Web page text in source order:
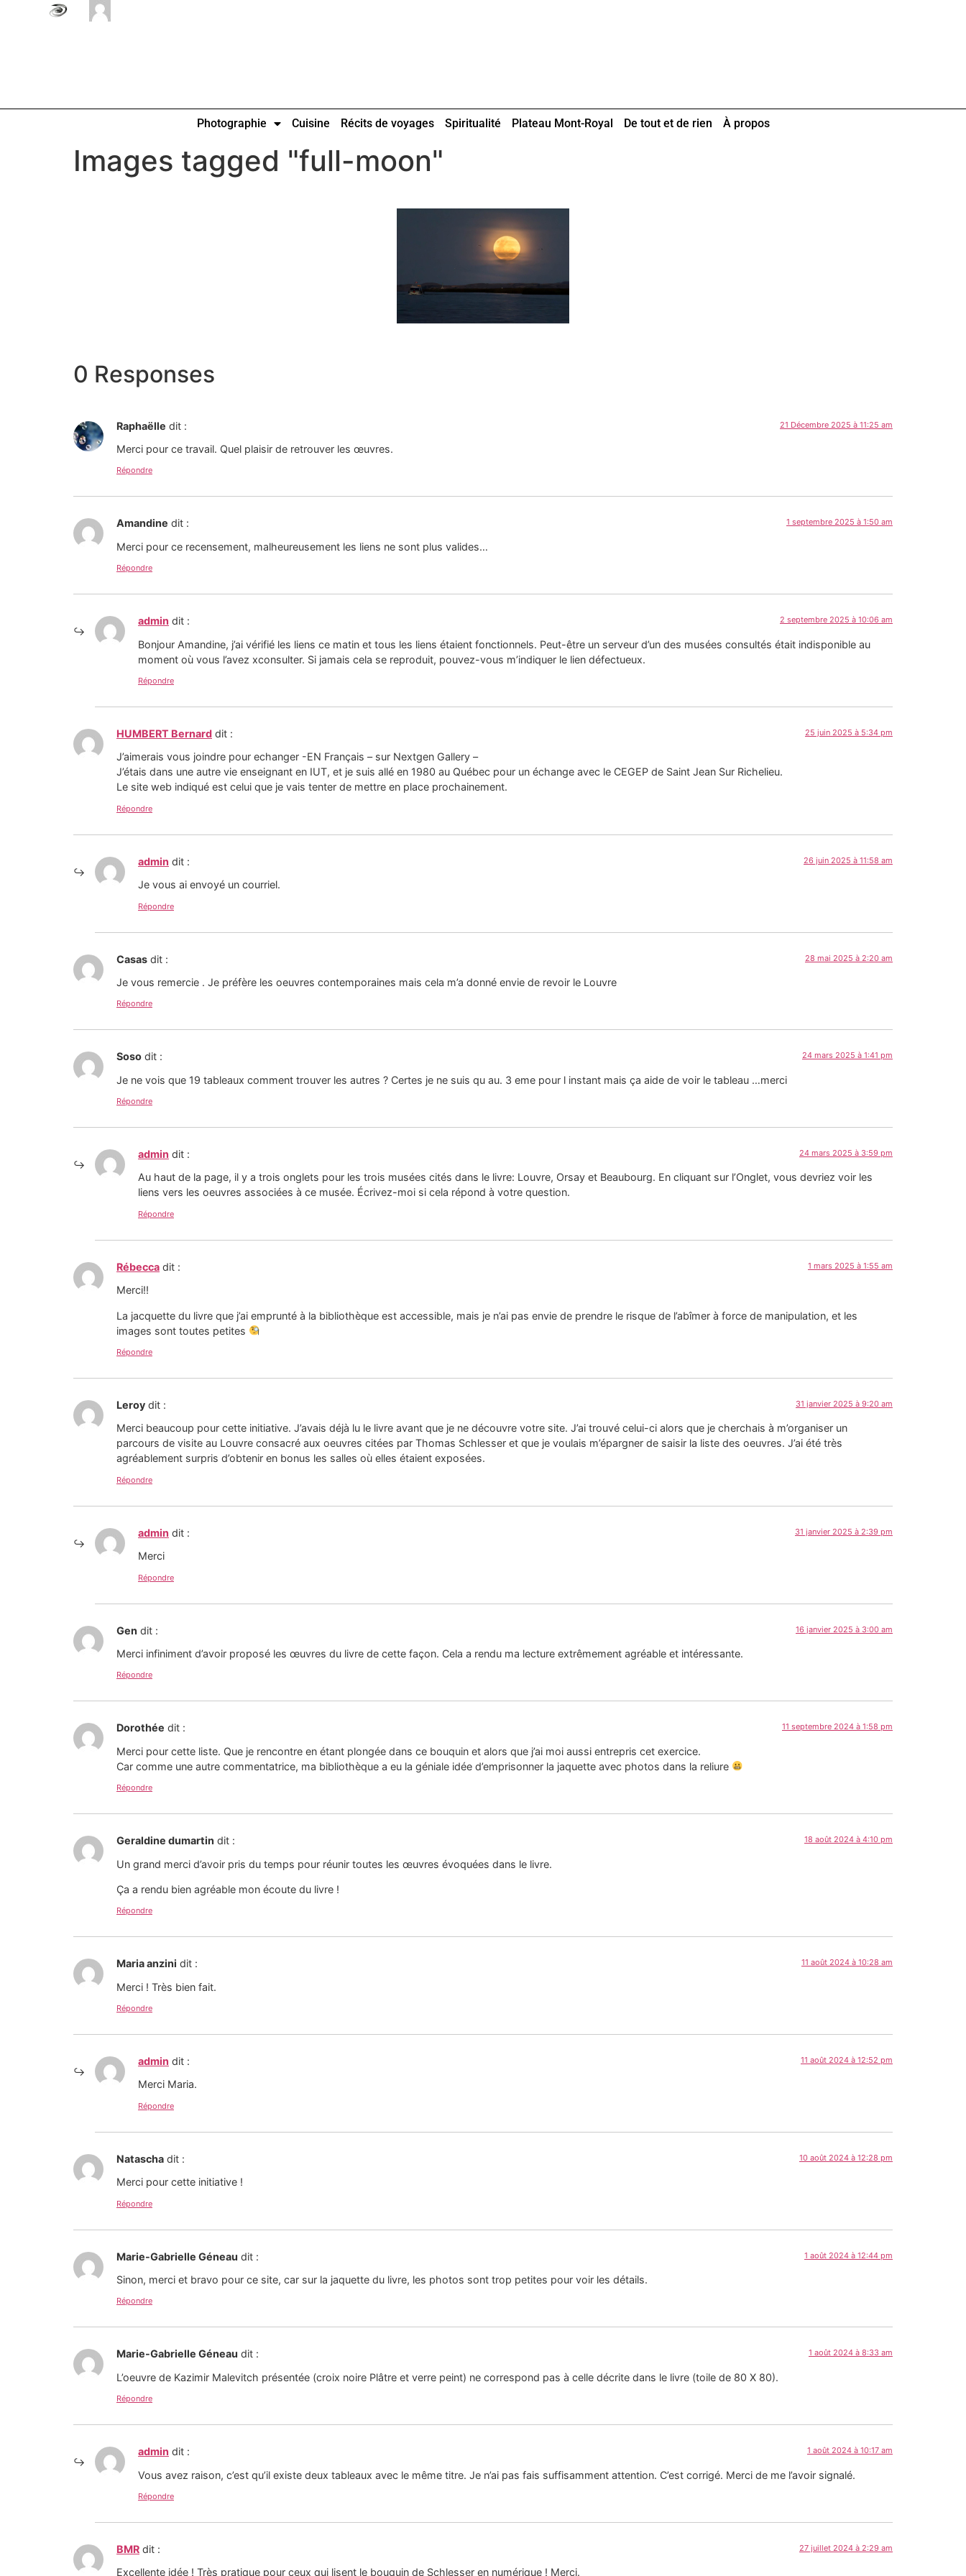
Photographie Cuisine Récits de voyages Spiritualité Plateau Mont-Royal De tout et de rien À propos
Images tagged "full-moon"
0 Responses
Raphaëlle dit : 21 Décembre 2025 à 11:25 am
Merci pour ce travail. Quel plaisir de retrouver les œuvres.
Répondre
Amandine dit : 1 septembre 2025 à 1:50 am
Merci pour ce recensement, malheureusement les liens ne sont plus valides…
Répondre
admin dit : 2 septembre 2025 à 10:06 am
Bonjour Amandine, j’ai vérifié les liens ce matin et tous les liens étaient fonctionnels. Peut-être un serveur d’un des musées consultés était indisponible au
moment où vous l’avez xconsulter. Si jamais cela se reproduit, pouvez-vous m’indiquer le lien défectueux.
Répondre
HUMBERT Bernard dit : 25 juin 2025 à 5:34 pm
J’aimerais vous joindre pour echanger -EN Français – sur Nextgen Gallery –
J’étais dans une autre vie enseignant en IUT, et je suis allé en 1980 au Québec pour un échange avec le CEGEP de Saint Jean Sur Richelieu.
Le site web indiqué est celui que je vais tenter de mettre en place prochainement.
Répondre
admin dit : 26 juin 2025 à 11:58 am
Je vous ai envoyé un courriel.
Répondre
Casas dit : 28 mai 2025 à 2:20 am
Je vous remercie . Je préfère les oeuvres contemporaines mais cela m’a donné envie de revoir le Louvre
Répondre
Soso dit : 24 mars 2025 à 1:41 pm
Je ne vois que 19 tableaux comment trouver les autres ? Certes je ne suis qu au. 3 eme pour l instant mais ça aide de voir le tableau …merci
Répondre
admin dit : 24 mars 2025 à 3:59 pm
Au haut de la page, il y a trois onglets pour les trois musées cités dans le livre: Louvre, Orsay et Beaubourg. En cliquant sur l’Onglet, vous devriez voir les
liens vers les oeuvres associées à ce musée. Écrivez-moi si cela répond à votre question.
Répondre
Rébecca dit : 1 mars 2025 à 1:55 am
Merci!!
La jacquette du livre que j’ai emprunté à la bibliothèque est accessible, mais je n’ai pas envie de prendre le risque de l’abîmer à force de manipulation, et les
images sont toutes petites
Répondre
Leroy dit : 31 janvier 2025 à 9:20 am
Merci beaucoup pour cette initiative. J’avais déjà lu le livre avant que je ne découvre votre site. J’ai trouvé celui-ci alors que je cherchais à m’organiser un
parcours de visite au Louvre consacré aux oeuvres citées par Thomas Schlesser et que je voulais m’épargner de saisir la liste des oeuvres. J’ai été très
agréablement surpris d’obtenir en bonus les salles où elles étaient exposées.
Répondre
admin dit : 31 janvier 2025 à 2:39 pm
Merci
Répondre
Gen dit : 16 janvier 2025 à 3:00 am
Merci infiniment d’avoir proposé les œuvres du livre de cette façon. Cela a rendu ma lecture extrêmement agréable et intéressante.
Répondre
Dorothée dit : 11 septembre 2024 à 1:58 pm
Merci pour cette liste. Que je rencontre en étant plongée dans ce bouquin et alors que j’ai moi aussi entrepris cet exercice.
Car comme une autre commentatrice, ma bibliothèque a eu la géniale idée d’emprisonner la jaquette avec photos dans la reliure
Répondre
Geraldine dumartin dit : 18 août 2024 à 4:10 pm
Un grand merci d’avoir pris du temps pour réunir toutes les œuvres évoquées dans le livre.
Ça a rendu bien agréable mon écoute du livre !
Répondre
Maria anzini dit : 11 août 2024 à 10:28 am
Merci ! Très bien fait.
Répondre
admin dit : 11 août 2024 à 12:52 pm
Merci Maria.
Répondre
Natascha dit : 10 août 2024 à 12:28 pm
Merci pour cette initiative !
Répondre
Marie-Gabrielle Géneau dit : 1 août 2024 à 12:44 pm
Sinon, merci et bravo pour ce site, car sur la jaquette du livre, les photos sont trop petites pour voir les détails.
Répondre
Marie-Gabrielle Géneau dit : 1 août 2024 à 8:33 am
L’oeuvre de Kazimir Malevitch présentée (croix noire Plâtre et verre peint) ne correspond pas à celle décrite dans le livre (toile de 80 X 80).
Répondre
admin dit : 1 août 2024 à 10:17 am
Vous avez raison, c’est qu’il existe deux tableaux avec le même titre. Je n’ai pas fais suffisamment attention. C’est corrigé. Merci de me l’avoir signalé.
Répondre
BMR dit : 27 juillet 2024 à 2:29 am
Excellente idée ! Très pratique pour ceux qui lisent le bouquin de Schlesser en numérique ! Merci.